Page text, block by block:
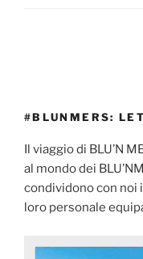
#BLUNMERS:
Il viaggio di BLU’N
al mondo dei
condividono con noi
loro personale